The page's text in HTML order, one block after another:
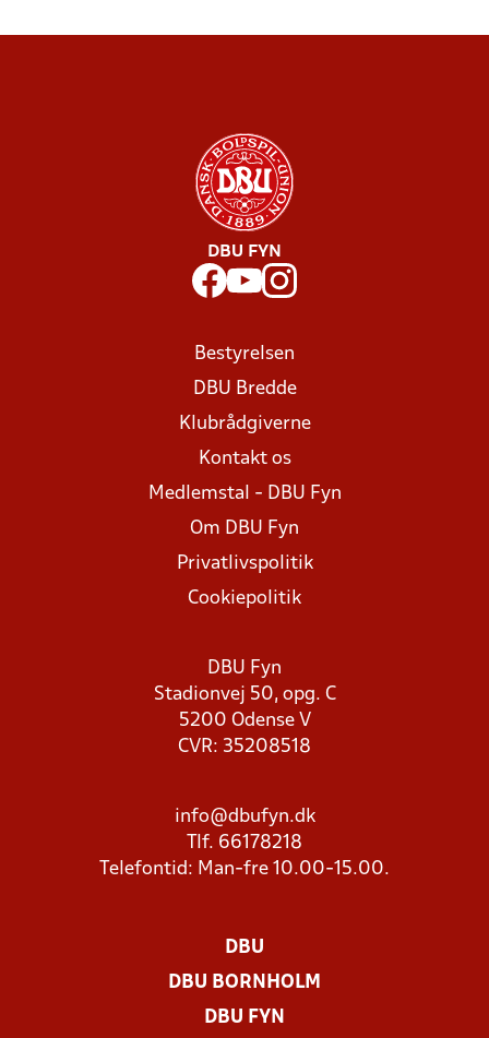
DBU FYN
Bestyrelsen
DBU Bredde
Klubrådgiverne
Kontakt os
Medlemstal - DBU Fyn
Om DBU Fyn
Privatlivspolitik
Cookiepolitik
DBU Fyn
Stadionvej 50, opg. C
5200 Odense V
CVR: 35208518
info@dbufyn.dk
Tlf. 66178218
Telefontid: Man-fre 10.00-15.00.
DBU
DBU BORNHOLM
DBU FYN